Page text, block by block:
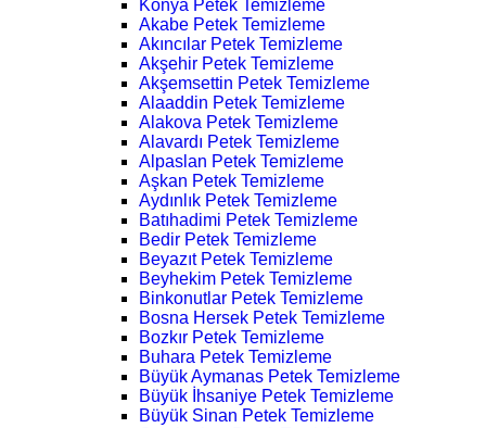
Konya Petek Temizleme
Akabe Petek Temizleme
Akıncılar Petek Temizleme
Akşehir Petek Temizleme
Akşemsettin Petek Temizleme
Alaaddin Petek Temizleme
Alakova Petek Temizleme
Alavardı Petek Temizleme
Alpaslan Petek Temizleme
Aşkan Petek Temizleme
Aydınlık Petek Temizleme
Batıhadimi Petek Temizleme
Bedir Petek Temizleme
Beyazıt Petek Temizleme
Beyhekim Petek Temizleme
Binkonutlar Petek Temizleme
Bosna Hersek Petek Temizleme
Bozkır Petek Temizleme
Buhara Petek Temizleme
Büyük Aymanas Petek Temizleme
Büyük İhsaniye Petek Temizleme
Büyük Sinan Petek Temizleme